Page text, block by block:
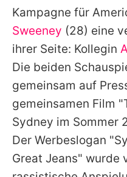
Alle
App
Kampagne für
Sweeney (28) eine
ihrer Seite: Kollegin
Die beiden
gemeinsam auf
gemeinsamen Film
Sydney im Sommer
Der Werbeslogan "
Great Jeans" wurde